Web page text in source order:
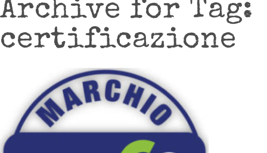
Archive for Tag:
certificazione